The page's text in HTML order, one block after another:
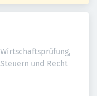
Wirtschaftsprüfung,
Steuern und Recht